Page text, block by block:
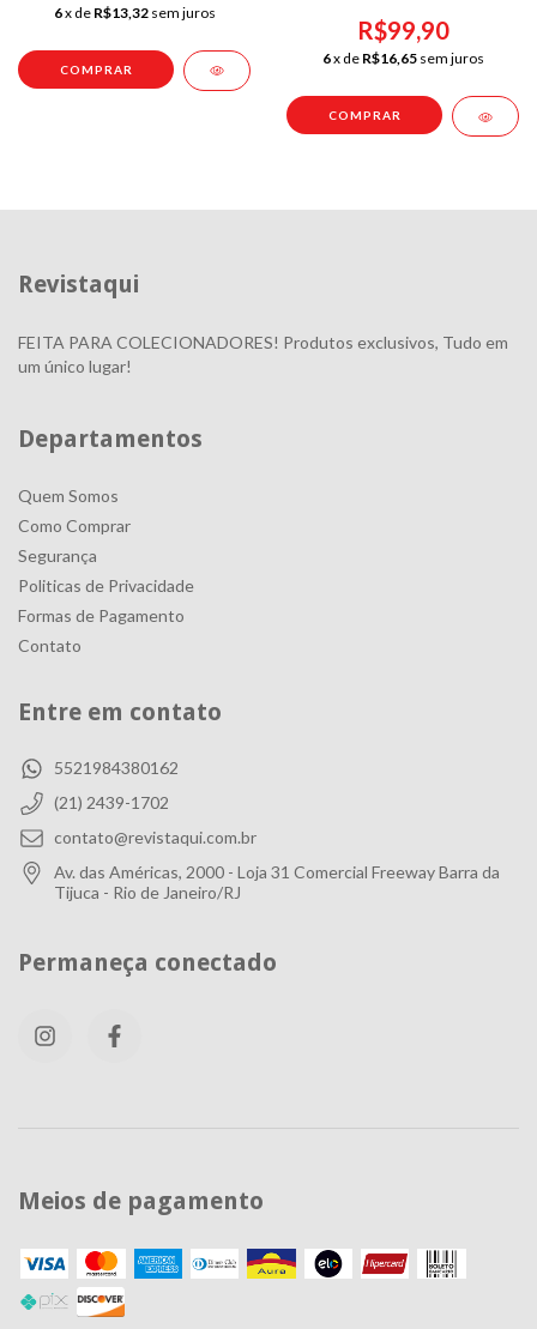
6x de R$13,32 sem juros
R$99,90
6x de R$16,65 sem juros
Revistaqui
FEITA PARA COLECIONADORES! Produtos exclusivos, Tudo em
um único lugar!
Departamentos
Quem Somos
Como Comprar
Segurança
Politicas de Privacidade
Formas de Pagamento
Contato
Entre em contato
5521984380162
(21) 2439-1702
contato@revistaqui.com.br
Av. das Américas, 2000 - Loja 31 Comercial Freeway Barra da
Tijuca - Rio de Janeiro/RJ
Permaneça conectado
Meios de pagamento